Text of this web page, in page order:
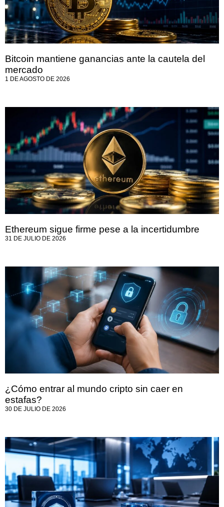
Bitcoin mantiene ganancias ante la cautela del
mercado
1 DE AGOSTO DE 2026
Ethereum sigue firme pese a la incertidumbre
31 DE JULIO DE 2026
¿Cómo entrar al mundo cripto sin caer en
estafas?
30 DE JULIO DE 2026